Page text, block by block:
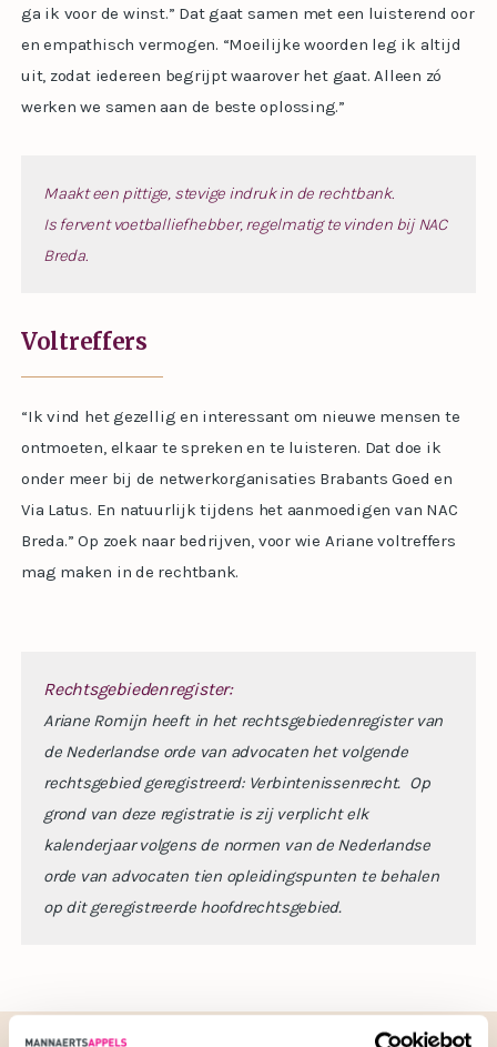
ga ik voor de winst.” Dat gaat samen met een luisterend oor
en empathisch vermogen. “Moeilijke woorden leg ik altijd
uit, zodat iedereen begrijpt waarover het gaat. Alleen zó
werken we samen aan de beste oplossing.”
Maakt een pittige, stevige indruk in de rechtbank.
Is fervent voetballiefhebber, regelmatig te vinden bij NAC
Breda.
Voltreffers
“Ik vind het gezellig en interessant om nieuwe mensen te
ontmoeten, elkaar te spreken en te luisteren. Dat doe ik
onder meer bij de netwerkorganisaties Brabants Goed en
Via Latus. En natuurlijk tijdens het aanmoedigen van NAC
Breda.” Op zoek naar bedrijven, voor wie Ariane voltreffers
mag maken in de rechtbank.
Rechtsgebiedenregister:
Ariane Romijn heeft in het rechtsgebiedenregister van
de Nederlandse orde van advocaten het volgende
rechtsgebied geregistreerd: Verbintenissenrecht. Op
grond van deze registratie is zij verplicht elk
kalenderjaar volgens de normen van de Nederlandse
orde van advocaten tien opleidingspunten te behalen
op dit geregistreerde hoofdrechtsgebied.